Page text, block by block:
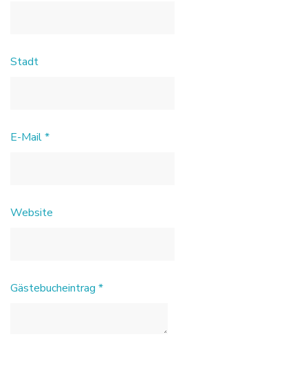
Stadt
E-Mail*
Website
Gästebucheintrag *